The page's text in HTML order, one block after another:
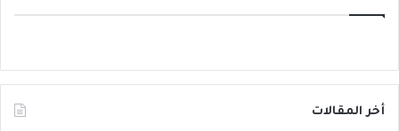
أخر المقالات